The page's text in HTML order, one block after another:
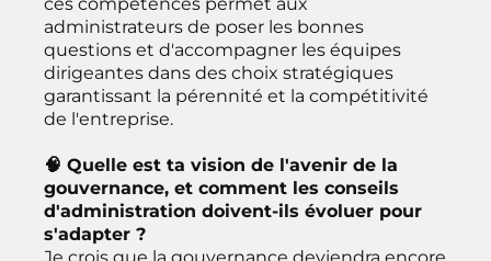
administrateurs de poser les bonnes
questions et d'accompagner les équipes
dirigeantes dans des choix stratégiques
garantissant la pérennité et la compétitivité
de l'entreprise.
🧠 Quelle est ta vision de l'avenir de la
gouvernance, et comment les conseils
d'administration doivent-ils évoluer pour
s'adapter ?
Je crois que la gouvernance deviendra encore